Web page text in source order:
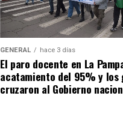
GENERAL hace 3 días
El paro docente en La
acatamiento del 95% y los
cruzaron al Gobierno